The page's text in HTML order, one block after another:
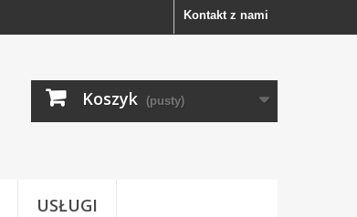
Kontakt z nami
Koszyk (pusty)
USŁUGI